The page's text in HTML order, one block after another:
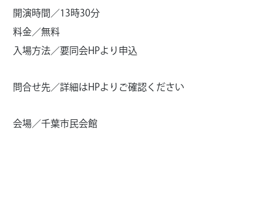
開演時間／13時30分
料金／無料
入場方法／要同会HPより申込
問合せ先／詳細はHPよりご確認ください
会場／千葉市民会館